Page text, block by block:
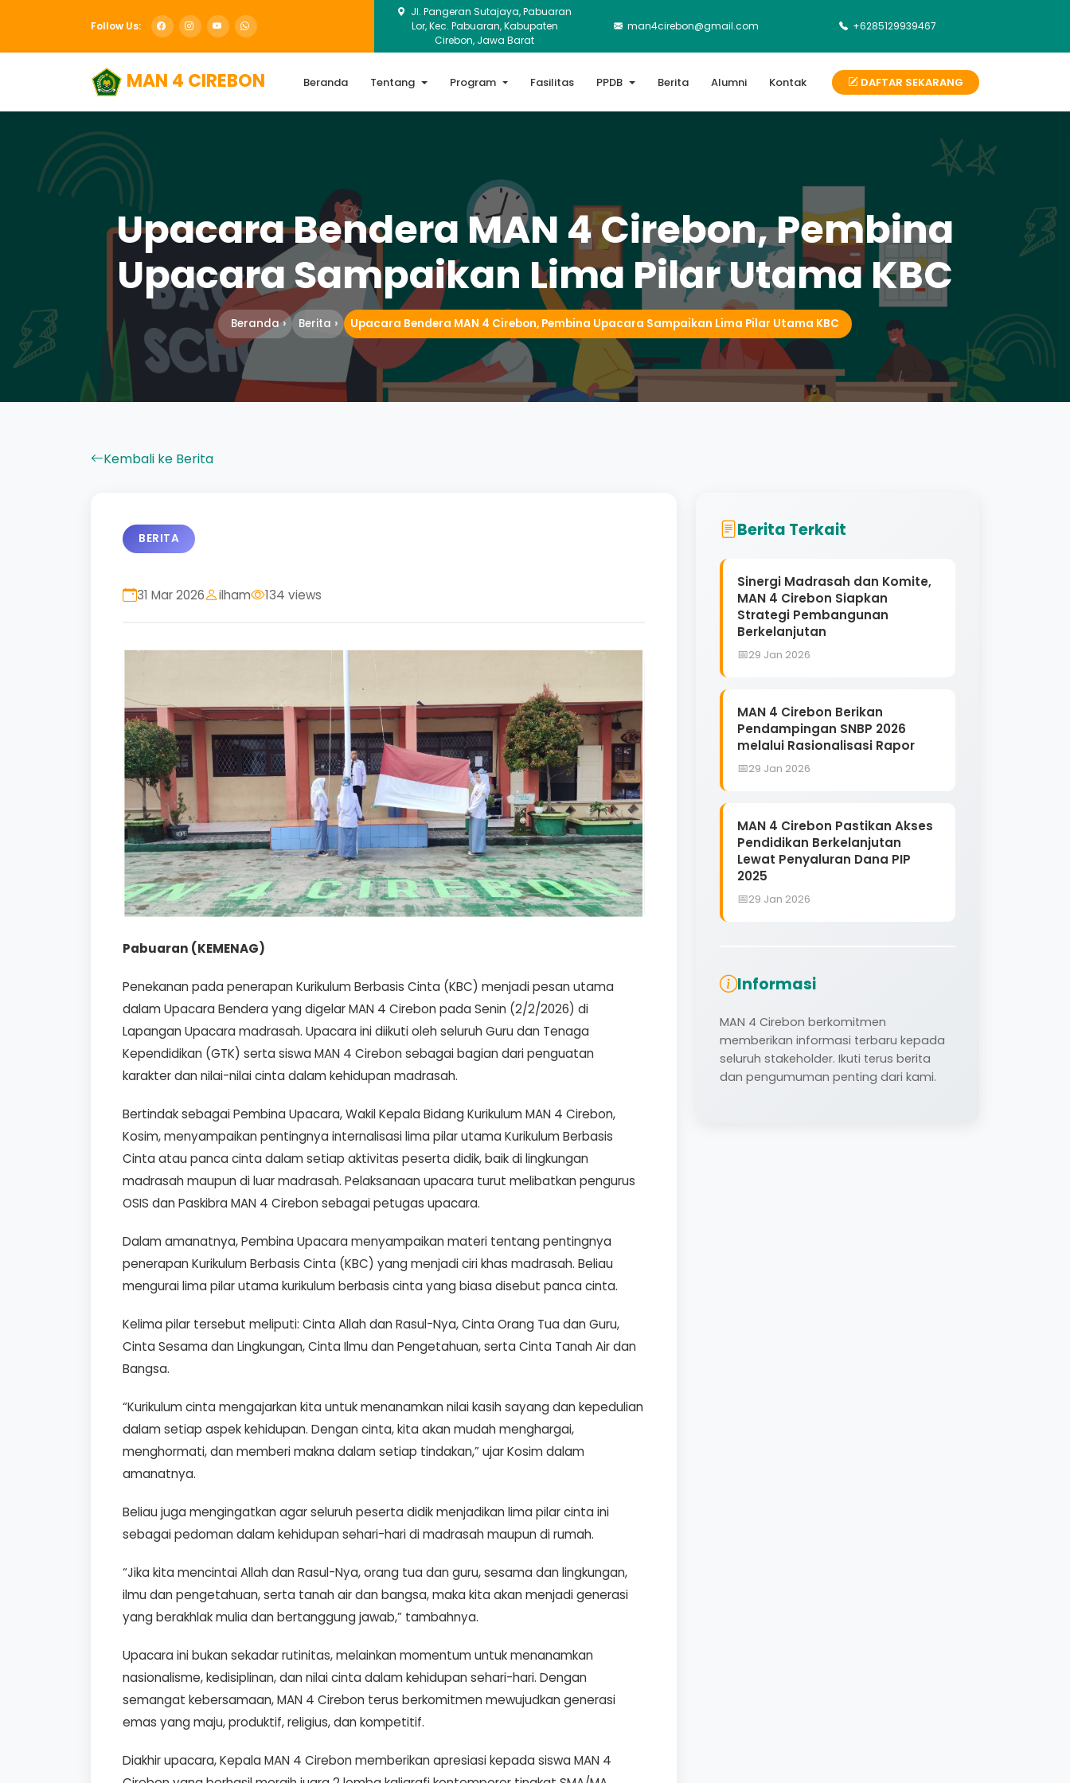
Follow Us:
Jl. Pangeran Sutajaya, Pabuaran
Lor, Kec. Pabuaran, Kabupaten
Cirebon, Jawa Barat
man4cirebon@gmail.com +6285129939467
MAN 4 CIREBON Beranda Tentang Program Fasilitas PPDB Berita Alumni Kontak DAFTAR SEKARANG
Upacara Bendera MAN 4 Cirebon, Pembina
Upacara Sampaikan Lima Pilar Utama KBC
Beranda Berita Upacara Bendera MAN 4 Cirebon, Pembina Upacara Sampaikan Lima Pilar Utama KBC
Kembali ke Berita
BERITA
31 Mar 2026 ilham 134 views
Pabuaran (KEMENAG)
Penekanan pada penerapan Kurikulum Berbasis Cinta (KBC) menjadi pesan utama
dalam Upacara Bendera yang digelar MAN 4 Cirebon pada Senin (2/2/2026) di
Lapangan Upacara madrasah. Upacara ini diikuti oleh seluruh Guru dan Tenaga
Kependidikan (GTK) serta siswa MAN 4 Cirebon sebagai bagian dari penguatan
karakter dan nilai-nilai cinta dalam kehidupan madrasah.
Bertindak sebagai Pembina Upacara, Wakil Kepala Bidang Kurikulum MAN 4 Cirebon,
Kosim, menyampaikan pentingnya internalisasi lima pilar utama Kurikulum Berbasis
Cinta atau panca cinta dalam setiap aktivitas peserta didik, baik di lingkungan
madrasah maupun di luar madrasah. Pelaksanaan upacara turut melibatkan pengurus
OSIS dan Paskibra MAN 4 Cirebon sebagai petugas upacara.
Dalam amanatnya, Pembina Upacara menyampaikan materi tentang pentingnya
penerapan Kurikulum Berbasis Cinta (KBC) yang menjadi ciri khas madrasah. Beliau
mengurai lima pilar utama kurikulum berbasis cinta yang biasa disebut panca cinta.
Kelima pilar tersebut meliputi: Cinta Allah dan Rasul-Nya, Cinta Orang Tua dan Guru,
Cinta Sesama dan Lingkungan, Cinta Ilmu dan Pengetahuan, serta Cinta Tanah Air dan
Bangsa.
“Kurikulum cinta mengajarkan kita untuk menanamkan nilai kasih sayang dan kepedulian
dalam setiap aspek kehidupan. Dengan cinta, kita akan mudah menghargai,
menghormati, dan memberi makna dalam setiap tindakan,” ujar Kosim dalam
amanatnya.
Beliau juga mengingatkan agar seluruh peserta didik menjadikan lima pilar cinta ini
sebagai pedoman dalam kehidupan sehari-hari di madrasah maupun di rumah.
“Jika kita mencintai Allah dan Rasul-Nya, orang tua dan guru, sesama dan lingkungan,
ilmu dan pengetahuan, serta tanah air dan bangsa, maka kita akan menjadi generasi
yang berakhlak mulia dan bertanggung jawab,” tambahnya.
Upacara ini bukan sekadar rutinitas, melainkan momentum untuk menanamkan
nasionalisme, kedisiplinan, dan nilai cinta dalam kehidupan sehari-hari. Dengan
semangat kebersamaan, MAN 4 Cirebon terus berkomitmen mewujudkan generasi
emas yang maju, produktif, religius, dan kompetitif.
Diakhir upacara, Kepala MAN 4 Cirebon memberikan apresiasi kepada siswa MAN 4
Berita Terkait
Sinergi Madrasah dan Komite,
MAN 4 Cirebon Siapkan
Strategi Pembangunan
Berkelanjutan
29 Jan 2026
MAN 4 Cirebon Berikan
Pendampingan SNBP 2026
melalui Rasionalisasi Rapor
29 Jan 2026
MAN 4 Cirebon Pastikan Akses
Pendidikan Berkelanjutan
Lewat Penyaluran Dana PIP
2025
29 Jan 2026
Informasi
MAN 4 Cirebon berkomitmen
memberikan informasi terbaru kepada
seluruh stakeholder. Ikuti terus berita
dan pengumuman penting dari kami.